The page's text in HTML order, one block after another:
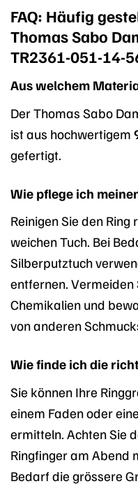
FAQ: Häufig
Thomas Sabo
TR2361-051-14-
Aus welchem
Der Thomas Sabo
ist aus hochwertigem
gefertigt.
Wie pflege ich
Reinigen Sie den
weichen Tuch. Bei
Silberputztuch
entfernen. Vermeiden
Chemikalien und
von anderen
Wie finde ich die
Sie können Ihre
einem Faden oder
ermitteln. Achten Sie
Ringfinger am Abend
Bedarf die grössere